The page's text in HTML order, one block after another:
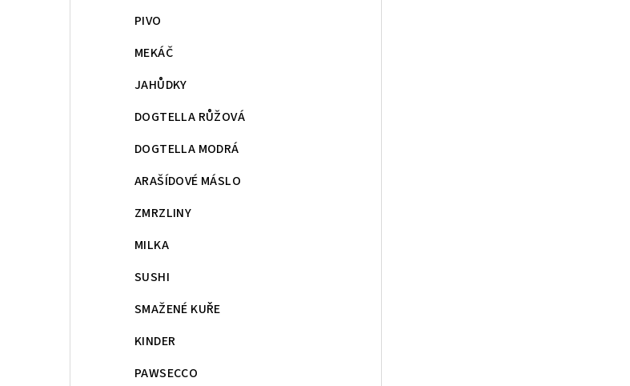
PIVO
MEKÁČ
JAHŮDKY
DOGTELLA RŮŽOVÁ
DOGTELLA MODRÁ
ARAŠÍDOVÉ MÁSLO
ZMRZLINY
MILKA
SUSHI
SMAŽENÉ KUŘE
KINDER
PAWSECCO